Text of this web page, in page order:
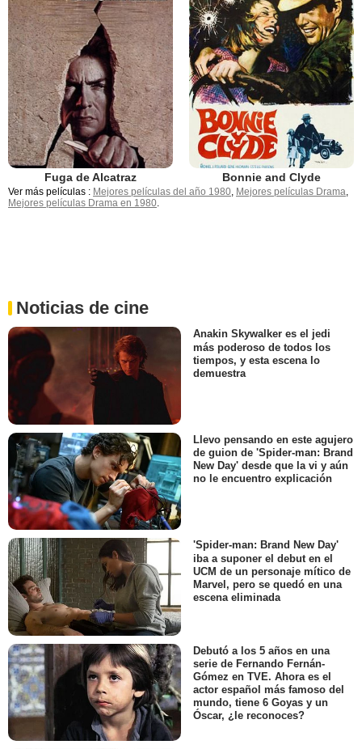
Fuga de Alcatraz Bonnie and Clyde
Ver más películas : Mejores películas del año 1980, Mejores películas Drama,
Mejores películas Drama en 1980.
Noticias de cine
Anakin Skywalker es el jedi
más poderoso de todos los
tiempos, y esta escena lo
demuestra
Llevo pensando en este agujero
de guion de 'Spider-man: Brand
New Day' desde que la vi y aún
no le encuentro explicación
'Spider-man: Brand New Day'
iba a suponer el debut en el
UCM de un personaje mítico de
Marvel, pero se quedó en una
escena eliminada
Debutó a los 5 años en una
serie de Fernando Fernán-
Gómez en TVE. Ahora es el
actor español más famoso del
mundo, tiene 6 Goyas y un
Óscar, ¿le reconoces?